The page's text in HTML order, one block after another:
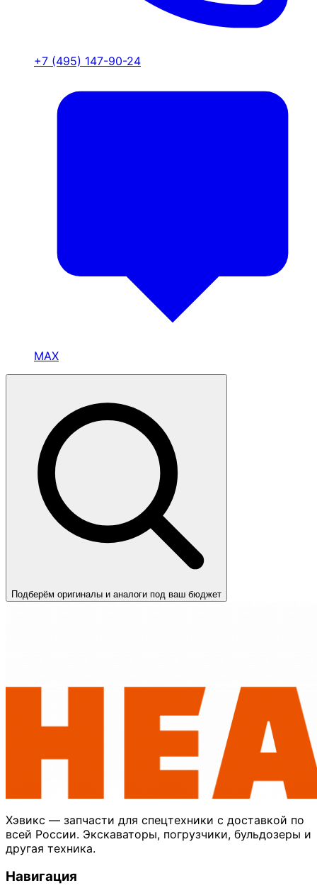
+7 (495) 147-90-24
MAX
Подберём оригиналы и аналоги под ваш бюджет
Хэвикс — запчасти для спецтехники с доставкой по
всей России. Экскаваторы, погрузчики, бульдозеры и
другая техника.
Навигация